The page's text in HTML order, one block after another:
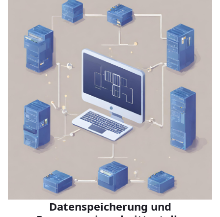
Datenspeicherung und